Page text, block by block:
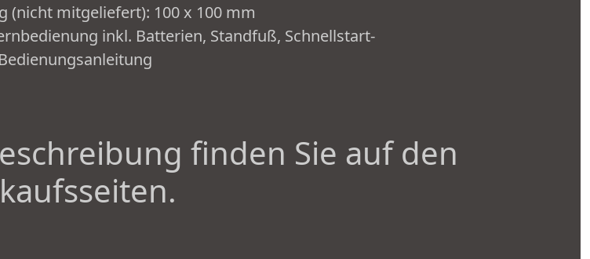
(nicht mitgeliefert): 100 x 100 mm
inkl. Batterien, Standfuß, Schnellstart-
Bedienungsanleitung
finden Sie auf den